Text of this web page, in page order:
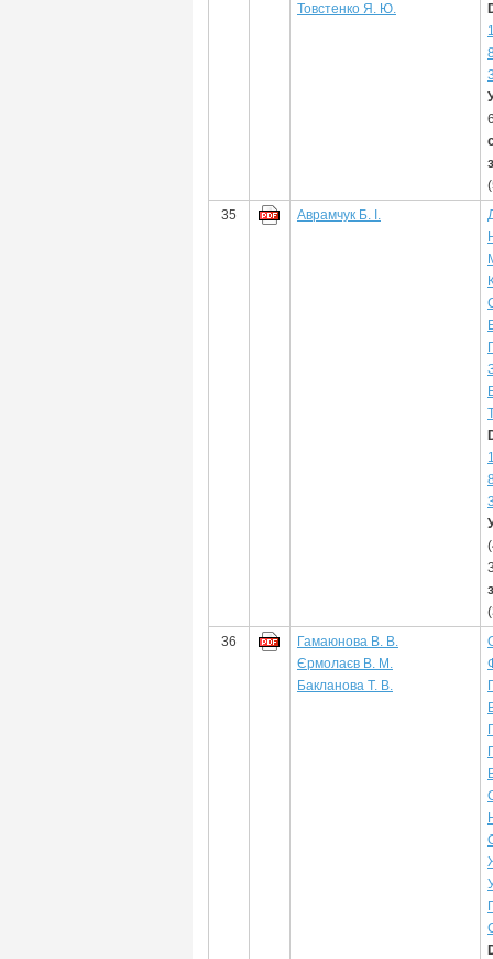
Товстенко Я. Ю.
35
Аврамчук Б. І.
36
Гамаюнова В. В.
Єрмолаєв В. М.
Бакланова Т. В.